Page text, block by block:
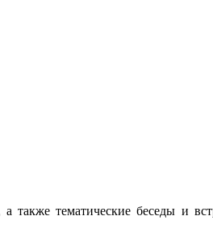
также тематические беседы и